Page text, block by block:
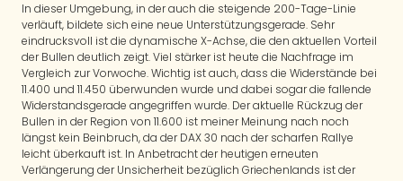
In dieser Umgebung, in der auch die steigende 200-Tage-Linie
verläuft, bildete sich eine neue Unterstützungsgerade. Sehr
eindrucksvoll ist die dynamische X-Achse, die den aktuellen Vorteil
der Bullen deutlich zeigt. Viel stärker ist heute die Nachfrage im
Vergleich zur Vorwoche. Wichtig ist auch, dass die Widerstände bei
11.400 und 11.450 überwunden wurde und dabei sogar die fallende
Widerstandsgerade angegriffen wurde. Der aktuelle Rückzug der
Bullen in der Region von 11.600 ist meiner Meinung nach noch
längst kein Beinbruch, da der DAX 30 nach der scharfen Rallye
leicht überkauft ist. In Anbetracht der heutigen erneuten
Verlängerung der Unsicherheit bezüglich Griechenlands ist der